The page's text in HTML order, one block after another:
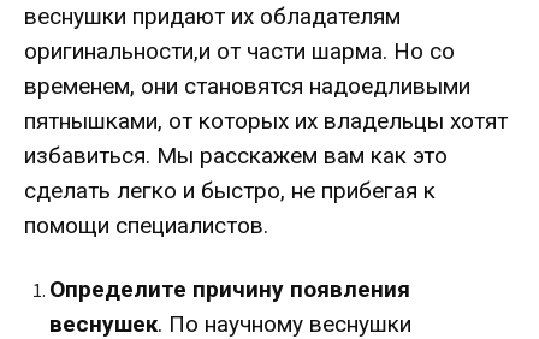
веснушки придают их обладателям
оригинальности,и от части шарма. Но со
временем, они становятся надоедливыми
пятнышками, от которых их владельцы хотят
избавиться. Мы расскажем вам как это
сделать легко и быстро, не прибегая к
помощи специалистов.
Определите причину появления
веснушек. По научному веснушки